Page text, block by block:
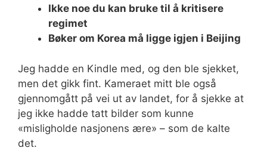
Ikke noe du kan bruke til å kritisere
regimet
Bøker om Korea må ligge igjen i Beijing
Jeg hadde en Kindle med, og den ble sjekket,
men det gikk fint. Kameraet mitt ble også
gjennomgått på vei ut av landet, for å sjekke at
jeg ikke hadde tatt bilder som kunne
«misligholde nasjonens ære» – som de kalte
det.